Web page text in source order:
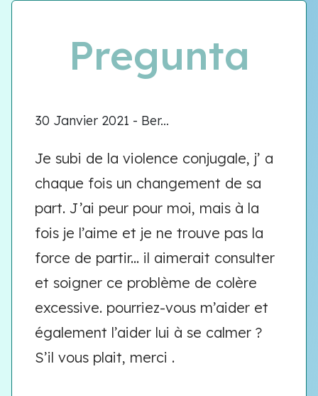
Pregunta
30 Janvier 2021 - Ber...
Je subi de la violence conjugale, j’ a
chaque fois un changement de sa
part. J’ai peur pour moi, mais à la
fois je l’aime et je ne trouve pas la
force de partir... il aimerait consulter
et soigner ce problème de colère
excessive. pourriez-vous m’aider et
également l’aider lui à se calmer ?
S’il vous plait, merci .